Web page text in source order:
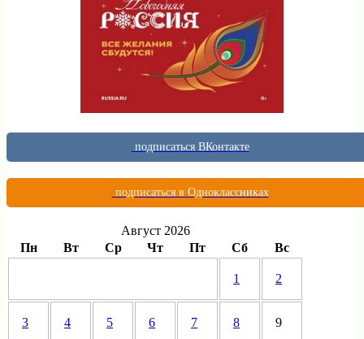
подписаться ВКонтакте
подписаться в Одноклассниках
Август 2026
Пн
Вт Ср Чт Пт Сб Вс
1 2
3 4 5 6 7 8 9